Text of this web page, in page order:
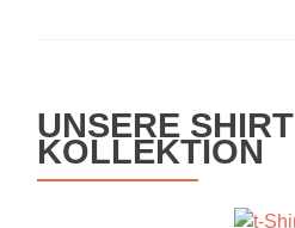
UNSERE SHIRT
KOLLEKTION